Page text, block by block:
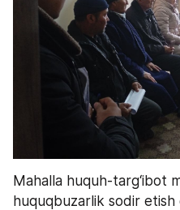
Mahalla huquh-targ‘ibot
huquqbuzarlik sodir etish